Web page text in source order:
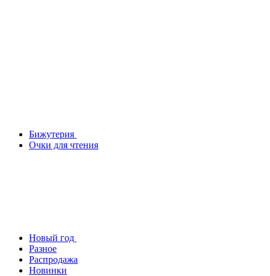
Бижутерия
Очки для чтения
Новый год
Разное
Распродажа
Новинки